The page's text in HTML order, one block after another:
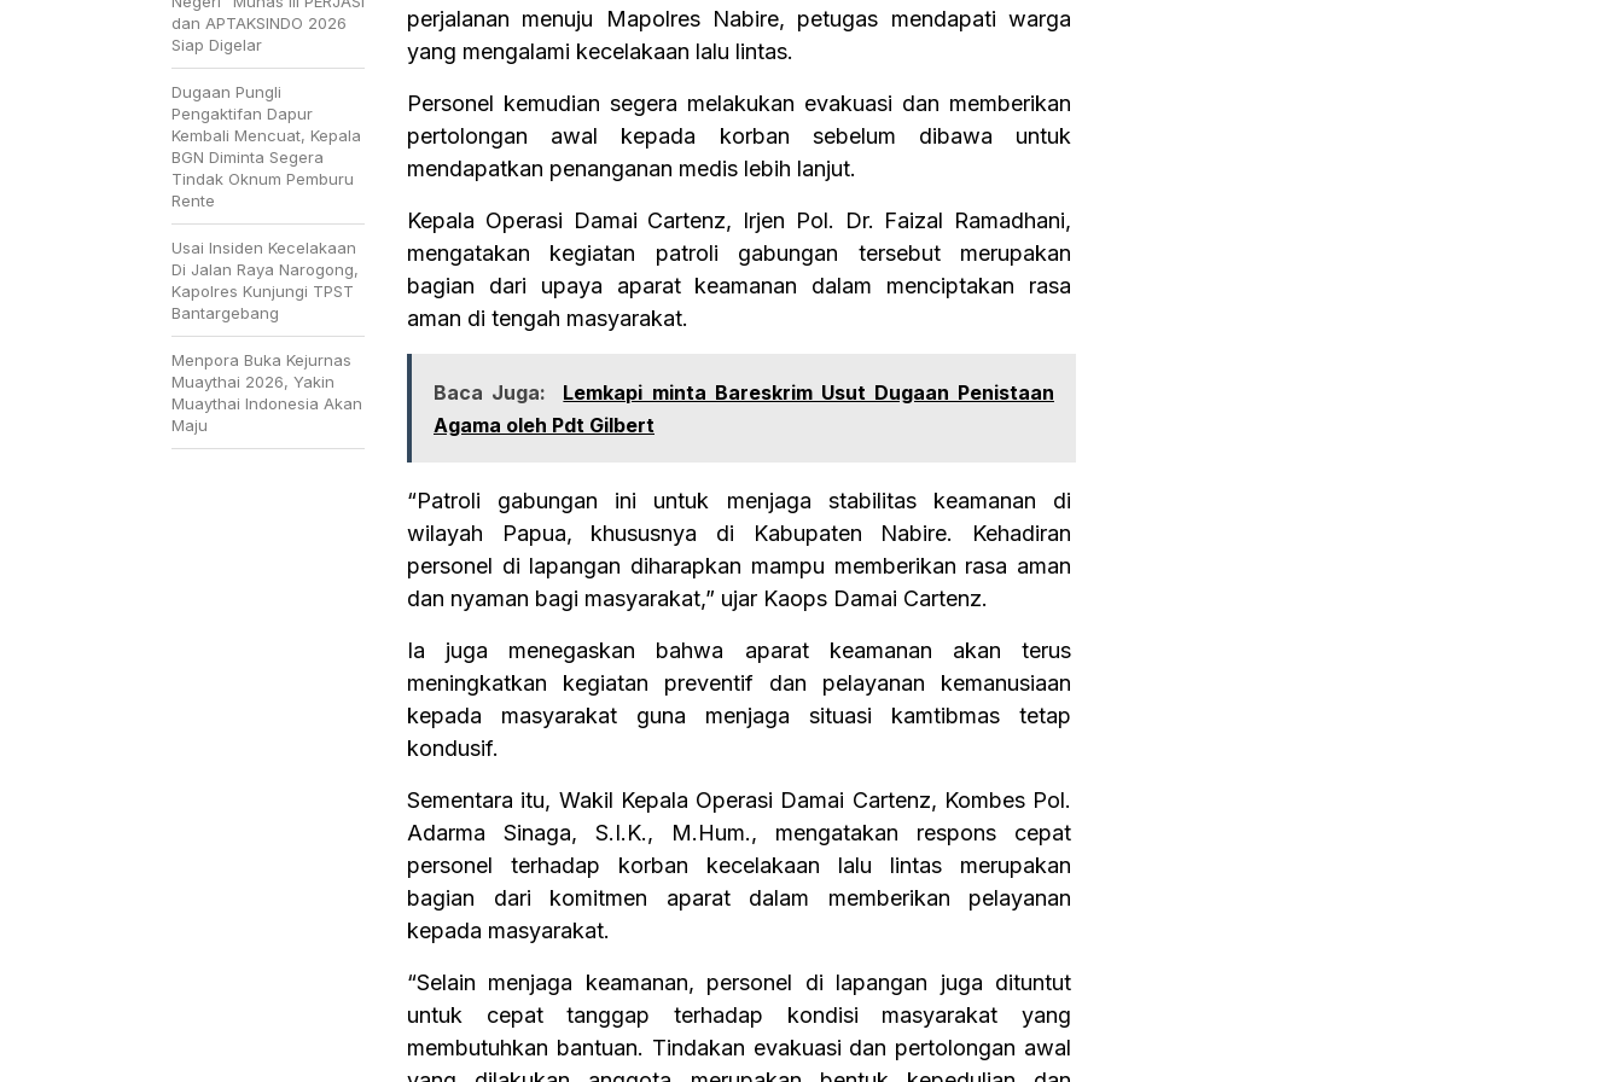
perjalanan menuju Mapolres Nabire, petugas mendapati warga
yang mengalami kecelakaan lalu lintas.
Personel kemudian segera melakukan evakuasi dan memberikan
pertolongan awal kepada korban sebelum dibawa untuk
mendapatkan penanganan medis lebih lanjut.
Kepala Operasi Damai Cartenz, Irjen Pol. Dr. Faizal Ramadhani,
mengatakan kegiatan patroli gabungan tersebut merupakan
bagian dari upaya aparat keamanan dalam menciptakan rasa
aman di tengah masyarakat.
Baca Juga:
Lemkapi minta Bareskrim Usut Dugaan Penistaan
Agama oleh Pdt Gilbert
“Patroli gabungan ini untuk menjaga stabilitas keamanan di
wilayah Papua, khususnya di Kabupaten Nabire. Kehadiran
personel di lapangan diharapkan mampu memberikan rasa aman
dan nyaman bagi masyarakat,” ujar Kaops Damai Cartenz.
Ia juga menegaskan bahwa aparat keamanan akan terus
meningkatkan kegiatan preventif dan pelayanan kemanusiaan
kepada masyarakat guna menjaga situasi kamtibmas tetap
kondusif.
Sementara itu, Wakil Kepala Operasi Damai Cartenz, Kombes Pol.
Adarma Sinaga, S.I.K., M.Hum., mengatakan respons cepat
personel terhadap korban kecelakaan lalu lintas merupakan
bagian dari komitmen aparat dalam memberikan pelayanan
kepada masyarakat.
“Selain menjaga keamanan, personel di lapangan juga dituntut
untuk cepat tanggap terhadap kondisi masyarakat yang
membutuhkan bantuan. Tindakan evakuasi dan pertolongan awal
dan APTAKSINDO 2026
Siap Digelar
Dugaan Pungli
Pengaktifan Dapur
Kembali Mencuat, Kepala
BGN Diminta Segera
Tindak Oknum Pemburu
Rente
Usai Insiden Kecelakaan
Di Jalan Raya Narogong,
Kapolres Kunjungi TPST
Bantargebang
Menpora Buka Kejurnas
Muaythai 2026, Yakin
Muaythai Indonesia Akan
Maju